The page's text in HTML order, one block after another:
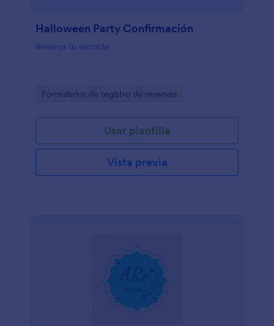
Halloween Party Confirmación
Reserva tu entrada
Go to Category:
Formularios de registro de reservas
Usar plantilla
Vista previa